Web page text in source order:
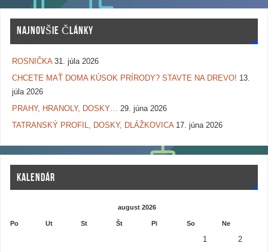
NAJNOVŠIE ČLÁNKY
ROSNIČKA 31. júla 2026
CHCETE MAŤ DOMA KÚSOK PRÍRODY? STAVTE NA DREVO! 13.
júla 2026
PRAHY, HRANOLY, DOSKY…
29. júna 2026
TATRANSKÝ PROFIL, DOSKY, DLÁŽKOVICA 17. júna 2026
KALENDÁR
august 2026
Po Ut St Št Pi So Ne
1 2